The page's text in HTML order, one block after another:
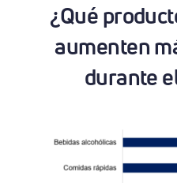
¿Qué
aumenten
durante